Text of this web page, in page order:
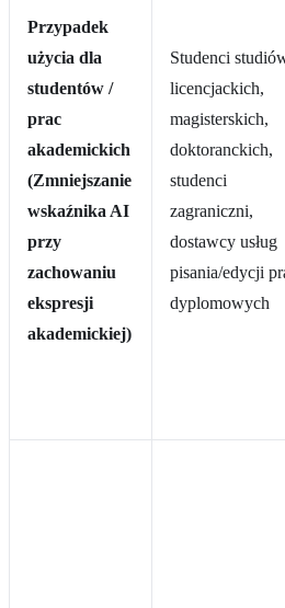
Przypadek
użycia dla
studentów /
prac
akademickich
(Zmniejszanie
wskaźnika AI
przy
zachowaniu
ekspresji
akademickiej)
Studenci
licencjackich,
magisterskich,
doktoranckich,
studenci
zagraniczni,
dostawcy usług
pisania/edycji
dyplomowych